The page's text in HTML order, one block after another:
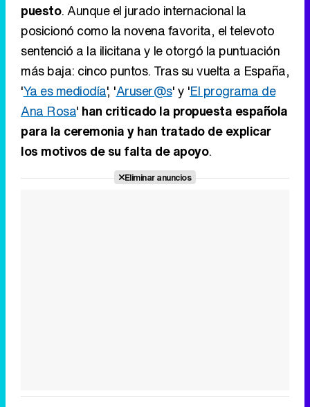
puesto. Aunque el jurado internacional la
posicionó como la novena favorita, el televoto
sentenció a la ilicitana y le otorgó la puntuación
más baja: cinco puntos. Tras su vuelta a España,
'Ya es mediodía', 'Aruser@s' y 'El programa de
Ana Rosa' han criticado la propuesta española
para la ceremonia y han tratado de explicar
los motivos de su falta de apoyo.
Eliminar anuncios